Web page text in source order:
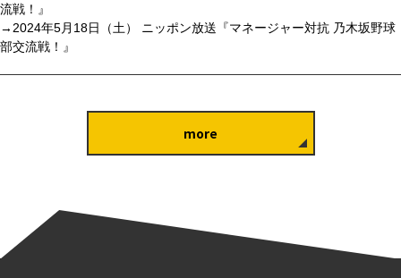
流戦！』
→2024年5月18日（土） ニッポン放送『マネージャー対抗 乃木坂野球
部交流戦！』
more